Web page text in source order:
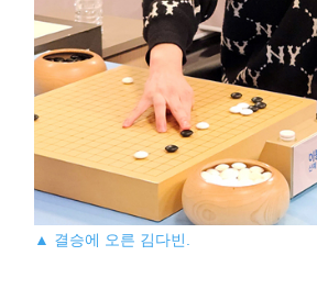
▲ 결승에 오른 김다빈.